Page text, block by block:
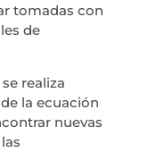
tomadas con
de
realiza
la ecuación
nuevas